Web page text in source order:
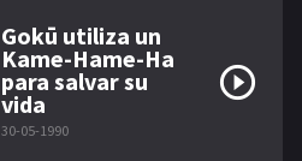
Gokū utiliza un
Kame-Hame-Ha
para salvar su
vida
30-05-1990